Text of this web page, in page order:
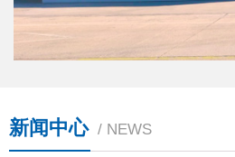
新闻中心 / NEWS